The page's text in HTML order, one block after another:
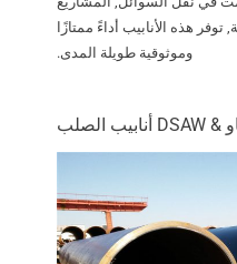
توفر هذه الأنابيب أداءً ممتازًا
وموثوقية طويلة المدى.